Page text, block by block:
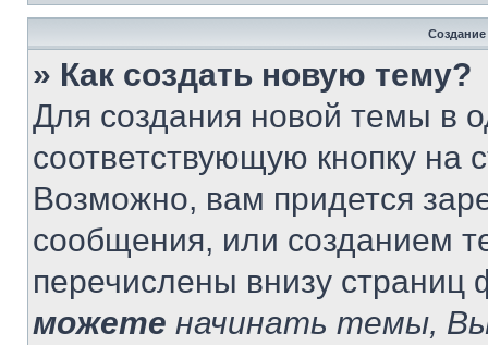
» Как создать новую тему?
Для создания новой темы в
соответствующую кнопку
Возможно, вам придется
сообщения, или созданием
перечислены внизу
можете начинать темы,